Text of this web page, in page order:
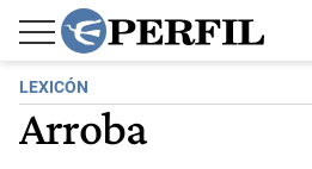
LEXICÓN
Arroba